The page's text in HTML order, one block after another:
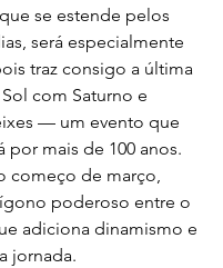
se estende pelos
será especialmente
traz consigo a última
com Saturno e
— um evento que
por mais de 100 anos.
começo de março,
poderoso entre o
adiciona dinamismo e
jornada.